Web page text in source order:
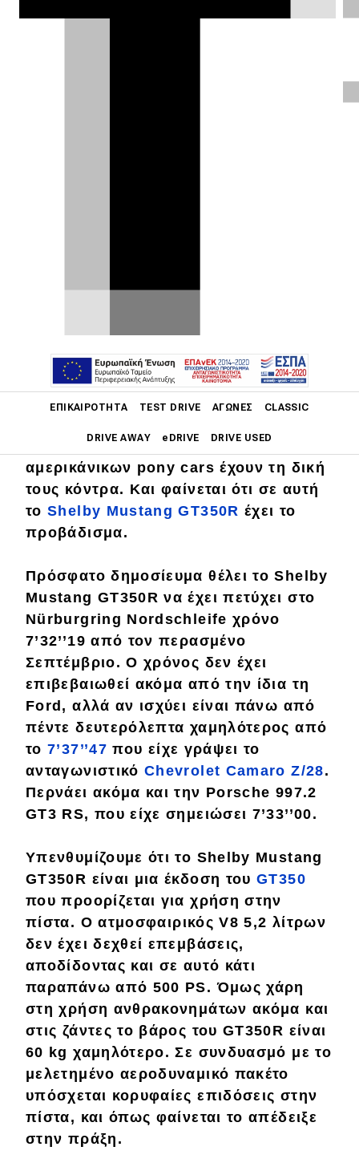
ΕΠΙΚΑΙΡΌΤΗΤΑ TEST DRIVE ΑΓΏΝΕΣ CLASSIC
DRIVE AWAY eDRIVE DRIVE USED
Main navigation
Επικαιρότητα
Νέα μοντέλα
Ελλάδα
Κόσμος
Τεχνολογία
Ασφάλεια
Αγορά
Απόψεις
Test Drive
Αποστολή
Συγκρίνουμε
Αγώνες
Formula 1
WRC
Motorsport
Eco
Στο Nürburgring, όπου άλλοι
κοντράρονται για τον απόλυτο χρόνο
προσθιοκίνητο, οι σπορ εκδόσεις των
αμερικάνικων pony cars έχουν τη δική
τους κόντρα. Και φαίνεται ότι σε αυτή
τοShelby Mustang GT350R έχει το
προβάδισμα.
Πρόσφατο δημοσίευμα θέλει το Shelby
Mustang GT350R να έχει πετύχει στο
Nürburgring Nordschleife χρόνο
7’32’’19 από τον περασμένο
Σεπτέμβριο. Ο χρόνος δεν έχει
επιβεβαιωθεί ακόμα από την ίδια τη
Ford , αλλά αν ισχύει είναι πάνω από
πέντε δευτερόλεπτα χαμηλότερος από
το7’37’’47 που είχε γράψει το
ανταγωνιστικόChevrolet Camaro Z/28.
Περνάει ακόμα και την Porsche 997.2
GT3 RS, που είχε σημειώσει 7’33’’00.
Υπενθυμίζουμε ότι το Shelby Mustang
GT350R είναι μια έκδοση τουGT350
που προορίζεται γιαχρήση στην
πίστα. Οατμοσφαιρικός V8 5,2 λίτρων
δεν έχει δεχθεί επεμβάσεις,
αποδίδοντας και σε αυτό κάτι
παραπάνω από 500 PS. Όμως χάρη
στη χρήση ανθρακονημάτων ακόμα και
στις ζάντες το βάρος του GT350R είναι
60 kg χαμηλότερο. Σε συνδυασμό με το
μελετημένο αεροδυναμικό πακέτο
υπόσχεται κορυφαίες επιδόσεις στην
πίστα, και όπως φαίνεται το απέδειξε
στην πράξη.